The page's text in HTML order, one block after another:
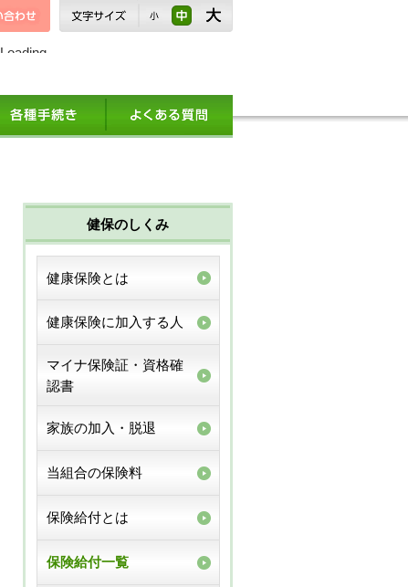
Loading
健保のしくみ
健康保険とは
健康保険に加入する人
マイナ保険証・資格確
認書
家族の加入・脱退
当組合の保険料
保険給付とは
保険給付一覧